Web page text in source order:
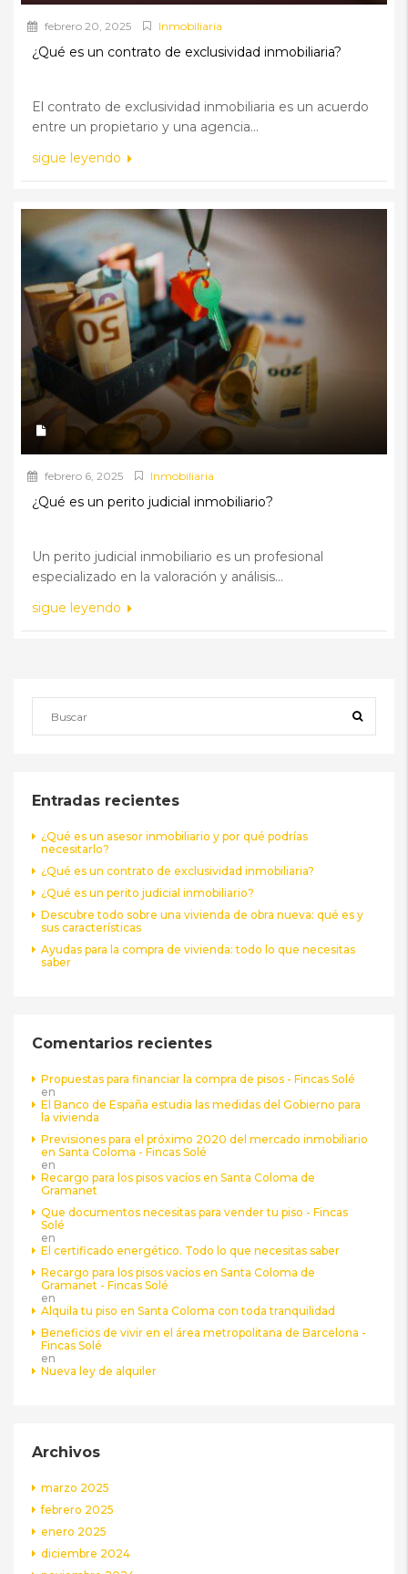
febrero 20, 2025 Inmobiliaria
¿Qué es un contrato de exclusividad inmobiliaria?
El contrato de exclusividad inmobiliaria es un acuerdo
entre un propietario y una agencia...
sigue leyendo
febrero 6, 2025 Inmobiliaria
¿Qué es un perito judicial inmobiliario?
Un perito judicial inmobiliario es un profesional
especializado en la valoración y análisis...
sigue leyendo
Entradas recientes
¿Qué es un asesor inmobiliario y por qué podrías
necesitarlo?
¿Qué es un contrato de exclusividad inmobiliaria?
¿Qué es un perito judicial inmobiliario?
Descubre todo sobre una vivienda de obra nueva: qué es y
sus características
Ayudas para la compra de vivienda: todo lo que necesitas
saber
Comentarios recientes
Propuestas para financiar la compra de pisos - Fincas Solé
en
El Banco de España estudia las medidas del Gobierno para
la vivienda
Previsiones para el próximo 2020 del mercado inmobiliario
en Santa Coloma - Fincas Solé
en
Recargo para los pisos vacíos en Santa Coloma de
Gramanet
Que documentos necesitas para vender tu piso - Fincas
Solé
en
El certificado energético. Todo lo que necesitas saber
Recargo para los pisos vacíos en Santa Coloma de
Gramanet - Fincas Solé
en
Alquila tu piso en Santa Coloma con toda tranquilidad
Beneficios de vivir en el área metropolitana de Barcelona -
Fincas Solé
en
Nueva ley de alquiler
Archivos
marzo 2025
febrero 2025
enero 2025
diciembre 2024